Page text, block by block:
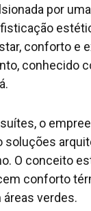
por
conforto e
conhecido
o
O conceito
conforto
verdes.